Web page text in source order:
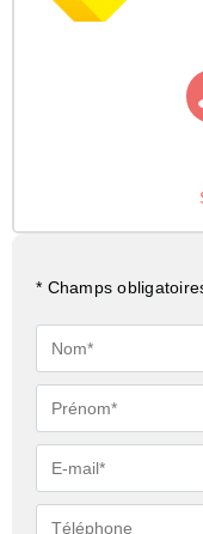
* Champs
Nom*
Prénom*
E-
mail*
Téléphone